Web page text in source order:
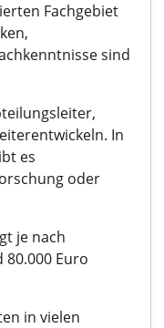
Fachgebiet
sind
In
es
oder
je nach
80.000 Euro
in vielen